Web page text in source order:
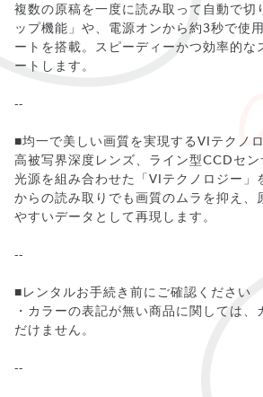
複数の原稿を一度に読み取って自動で切
ップ機能」や、電源オンから約3秒で使
ートを搭載。スピーディーかつ効率的な
ートします。
--
■均一で美しい画質を実現するVIテクノ
高被写界深度レンズ、ライン型CCDセ
光源を組み合わせた「VIテクノロジー」
からの読み取りでも画質のムラを抑え、
やすいデータとして再現します。
--
■レンタルお手続き前にご確認ください
・カラーの表記が無い商品に関しては、
だけません。
--